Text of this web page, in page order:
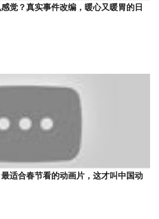
觉？真实事件改编，暖心又暖胃的日
适合春节看的动画片，这才叫中国动